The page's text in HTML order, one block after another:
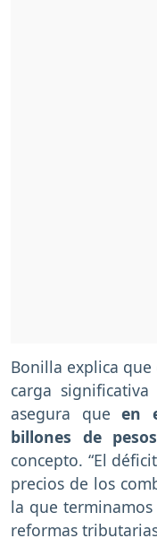
Bonilla explica que
carga
asegura que en
billones de
concepto. “El
precios de los
la que
reformas